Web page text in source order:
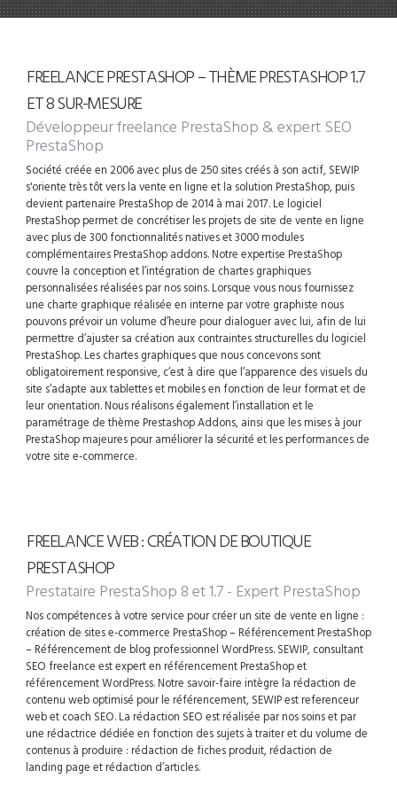
FREELANCE PRESTASHOP – THÈME PRESTASHOP 1.7
ET 8 SUR-MESURE
Développeur freelance PrestaShop & expert SEO
PrestaShop
Société créée en 2006 avec plus de 250 sites créés à son actif, SEWIP
s'oriente très tôt vers la vente en ligne et la solution PrestaShop, puis
devient partenaire PrestaShop de 2014 à mai 2017. Le logiciel
PrestaShop permet de concrétiser les projets de site de vente en ligne
avec plus de 300 fonctionnalités natives et 3000 modules
complémentaires PrestaShop addons. Notre expertise PrestaShop
couvre la conception et l’intégration de chartes graphiques
personnalisées réalisées par nos soins. Lorsque vous nous fournissez
une charte graphique réalisée en interne par votre graphiste nous
pouvons prévoir un volume d’heure pour dialoguer avec lui, afin de lui
permettre d’ajuster sa création aux contraintes structurelles du logiciel
PrestaShop. Les chartes graphiques que nous concevons sont
obligatoirement responsive, c’est à dire que l’apparence des visuels du
site s’adapte aux tablettes et mobiles en fonction de leur format et de
leur orientation. Nous réalisons également l’installation et le
paramétrage de thème Prestashop Addons, ainsi que les mises à jour
PrestaShop majeures pour améliorer la sécurité et les performances de
votre site e-commerce.
FREELANCE WEB : CRÉATION DE BOUTIQUE
PRESTASHOP
Prestataire PrestaShop 8 et 1.7 - Expert PrestaShop
Nos compétences à votre service pour créer un site de vente en ligne :
création de sites e-commerce PrestaShop – Référencement PrestaShop
– Référencement de blog professionnel WordPress. SEWIP, consultant
SEO freelance est expert en référencement PrestaShop et
référencement WordPress. Notre savoir-faire intègre la rédaction de
contenu web optimisé pour le référencement, SEWIP est referenceur
web et coach SEO. La rédaction SEO est réalisée par nos soins et par
une rédactrice dédiée en fonction des sujets à traiter et du volume de
contenus à produire : rédaction de fiches produit, rédaction de
landing page et rédaction d’articles.